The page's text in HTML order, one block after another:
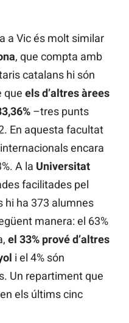
a Vic és molt similar
, que compta amb
catalans hi són
que els d’altres àrees
–tres punts
En aquesta facultat
encara
A la Universitat
facilitades pel
hi ha 373 alumnes
manera: el 63%
el 33% prové d’altres
i el 4% són
Un repartiment que
els últims cinc